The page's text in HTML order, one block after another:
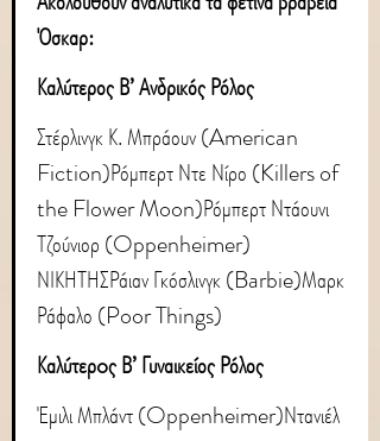
Όσκαρ:
Καλύτερος Β’ Ανδρικός Ρόλος
Στέρλινγκ Κ. Μπράουν (American
Fiction)Ρόμπερτ Ντε Νίρο (Killers of
the Flower Moon)Ρόμπερτ Ντάουνι
Τζούνιορ (Oppenheimer)
ΝΙΚΗΤΗΣΡάιαν Γκόσλινγκ (Barbie)Μαρκ
Ράφαλο (Poor Things)
Καλύτερoς Β’ Γυναικείος Ρόλος
Έμιλι Μπλάντ (Oppenheimer)Ντανιέλ